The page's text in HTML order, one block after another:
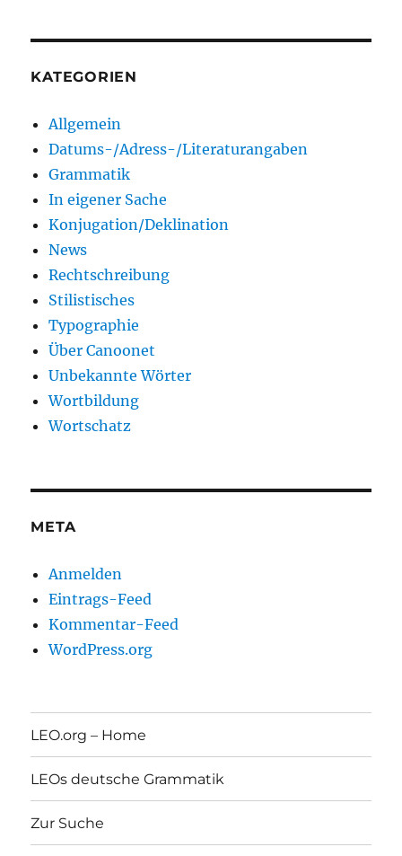
KATEGORIEN
Allgemein
Datums-/Adress-/Literaturangaben
Grammatik
In eigener Sache
Konjugation/Deklination
News
Rechtschreibung
Stilistisches
Typographie
Über Canoonet
Unbekannte Wörter
Wortbildung
Wortschatz
META
Anmelden
Eintrags-Feed
Kommentar-Feed
WordPress.org
LEO.org – Home
LEOs deutsche Grammatik
Zur Suche